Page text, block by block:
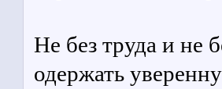
Не без труда и не
одержать